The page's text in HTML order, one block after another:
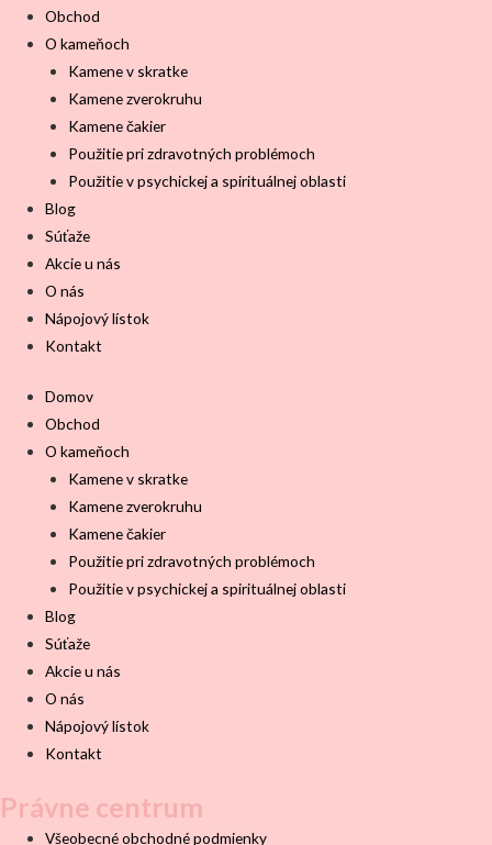
Obchod
O kameňoch
Kamene v skratke
Kamene zverokruhu
Kamene čakier
Použitie pri zdravotných problémoch
Použitie v psychickej a spirituálnej oblasti
Blog
Súťaže
Akcie u nás
O nás
Nápojový lístok
Kontakt
Domov
Obchod
O kameňoch
Kamene v skratke
Kamene zverokruhu
Kamene čakier
Použitie pri zdravotných problémoch
Použitie v psychickej a spirituálnej oblasti
Blog
Súťaže
Akcie u nás
O nás
Nápojový lístok
Kontakt
Právne centrum
Všeobecné obchodné podmienky